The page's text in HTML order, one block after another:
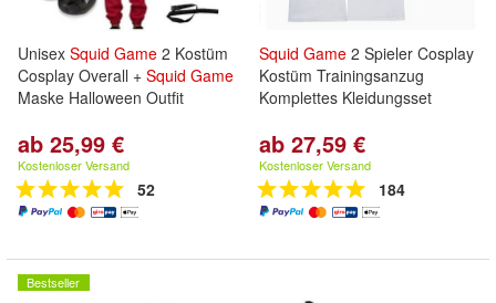
Unisex Squid Game 2 Kostüm
Cosplay Overall + Squid Game
Maske Halloween Outfit
ab 25,99 €
Kostenloser Versand
52
Squid Game 2 Spieler Cosplay
Kostüm Trainingsanzug
Komplettes Kleidungsset
ab 27,59 €
Kostenloser Versand
184
Bestseller